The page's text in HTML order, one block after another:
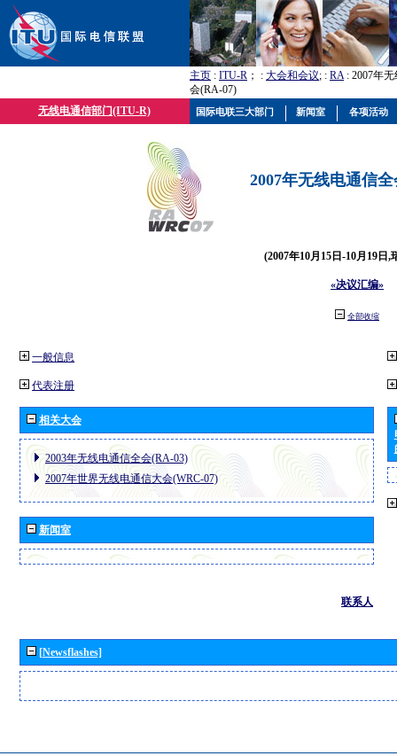
主页 : ITU-R ； : 大会和会议; : RA: 2007年
会(RA-07)
无线电通信部门(ITU-R)
2007年无线电通信
(2007年10月15日-10月19日,
«决议汇编»
全部收缩
一般信息
代表注册
相关大会
2003年无线电通信全会(RA-03)
2007年世界无线电通信大会(WRC-07)
新闻室
联系人
[Newsflashes]
国际电联三大部门 新闻室 各项活动